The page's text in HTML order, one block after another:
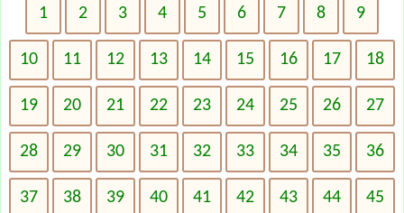
1 2 3 4 5 6 7 8 9
10 11 12 13 14 15 16 17 18
19 20 21 22 23 24 25 26 27
28 29 30 31 32 33 34 35 36
37 38 39 40 41 42 43 44 45